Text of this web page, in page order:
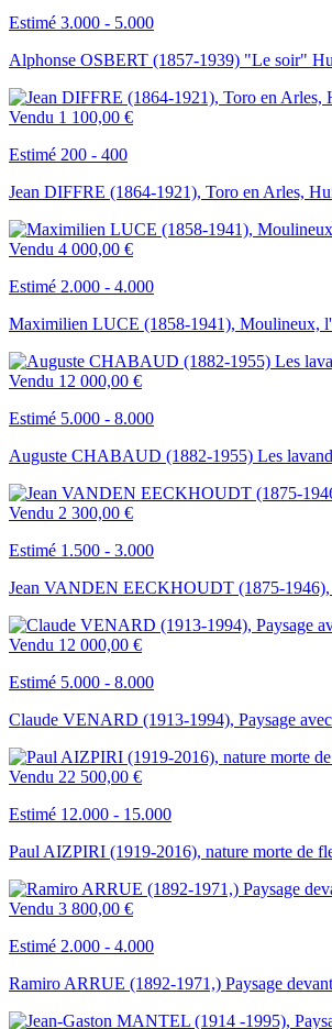
Estimé 3.000 - 5.000
Alphonse OSBERT (1857-1939) "Le soir"
Vendu 1 100,00 €
Estimé 200 - 400
Jean DIFFRE (1864-1921), Toro en Arles,
Vendu 4 000,00 €
Estimé 2.000 - 4.000
Maximilien LUCE (1858-1941), Moulineux,
Vendu 12 000,00 €
Estimé 5.000 - 8.000
Auguste CHABAUD (1882-1955) Les
Vendu 2 300,00 €
Estimé 1.500 - 3.000
Jean VANDEN EECKHOUDT (1875-
Vendu 12 000,00 €
Estimé 5.000 - 8.000
Claude VENARD (1913-1994), Paysage
Vendu 22 500,00 €
Estimé 12.000 - 15.000
Paul AIZPIRI (1919-2016), nature morte de
Vendu 3 800,00 €
Estimé 2.000 - 4.000
Ramiro ARRUE (1892-1971,) Paysage